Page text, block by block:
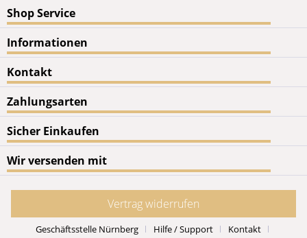
Shop Service
Informationen
Kontakt
Zahlungsarten
Sicher Einkaufen
Wir versenden mit
Vertrag widerrufen
Geschäftsstelle Nürnberg Hilfe / Support Kontakt